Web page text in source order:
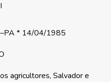
* 14/04/1985
agricultores, Salvador e